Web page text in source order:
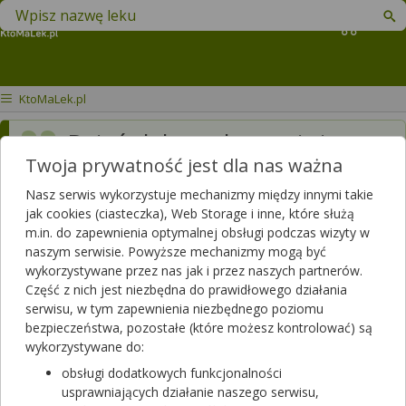
Koszyk
Znajdź lek w swojej okolicy
KtoMaLek.pl
Dzień dobry, okres mi się
spóźnia drugi miesiąc 3
testy ciążowewyszły
negatywnie.. nie wiem już
co mam o tym myśleć i
czym może to być
spowodowane?
Dotyczy:Kobieta, 18 lat
Twoja prywatność jest dla nas ważna
Nasz serwis wykorzystuje mechanizmy między innymi takie
jak cookies (ciasteczka), Web Storage i inne, które służą
m.in. do zapewnienia optymalnej obsługi podczas wizyty w
naszym serwisie. Powyższe mechanizmy mogą być
wykorzystywane przez nas jak i przez naszych partnerów.
Część z nich jest niezbędna do prawidłowego działania
serwisu, w tym zapewnienia niezbędnego poziomu
bezpieczeństwa, pozostałe (które możesz kontrolować) są
wykorzystywane do:
obsługi dodatkowych funkcjonalności
usprawniających działanie naszego serwisu,